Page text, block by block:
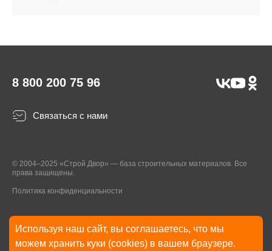
Используя наш сайт, вы соглашаетесь, что мы
можем хранить куки (cookies) в вашем браузере.
8 800 200 75 96
Связаться с нами
© 2004–2025 «Строй Двор» — база строительных материалов. Все
права защищены.
Политика конфиденциальности
* Указанные на Сайте цены, комплектации, описания и технические
характеристики могут быть изменены в любое время без уведомления